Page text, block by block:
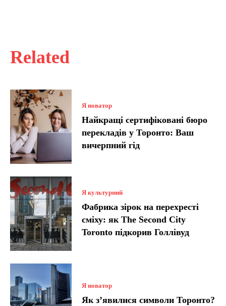
Related
Я новатор
Найкращі сертифіковані бюро
перекладів у Торонто: Ваш
вичерпний гід
Я культурний
Фабрика зірок на перехресті
сміху: як The Second City
Toronto підкорив Голлівуд
Я новатор
Як з’явилися символи Торонто?